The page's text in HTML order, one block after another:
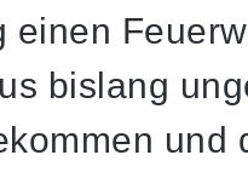
einen
bislang
und